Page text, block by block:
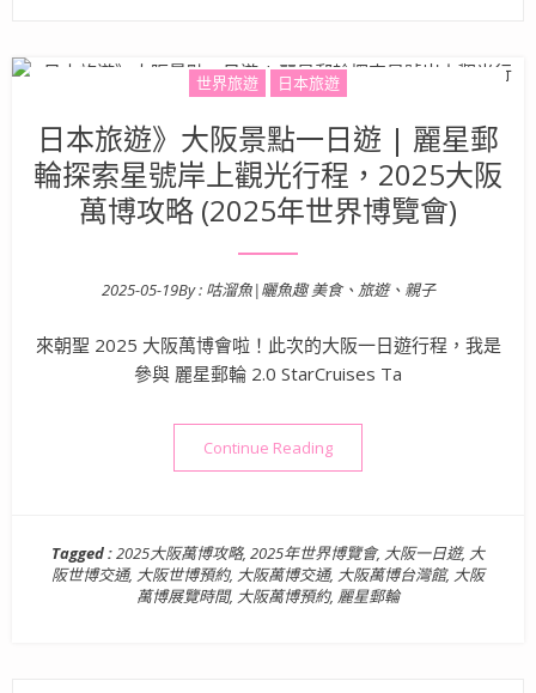
世界旅遊 日本旅遊
日本旅遊》大阪景點一日遊 | 麗星郵
輪探索星號岸上觀光行程，2025大阪
萬博攻略 (2025年世界博覽會)
Posted on
2025-05-19By : 咕溜魚|曬魚趣 美食、旅遊、親子
來朝聖 2025 大阪萬博會啦！此次的大阪一日遊行程，我是
參與 麗星郵輪 2.0 StarCruises Ta
Continue Reading“日本旅遊》大阪景點一日遊
Tagged :2025大阪萬博攻略, 2025年世界博覽會, 大阪一日遊, 大
阪世博交通, 大阪世博預約, 大阪萬博交通, 大阪萬博台灣館, 大阪
萬博展覽時間, 大阪萬博預約, 麗星郵輪